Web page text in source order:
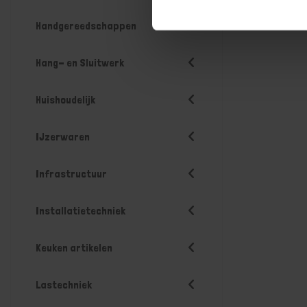
Handgereedschappen
Hang- en Sluitwerk
Huishoudelijk
IJzerwaren
Infrastructuur
Installatietechniek
Keuken artikelen
Lastechniek